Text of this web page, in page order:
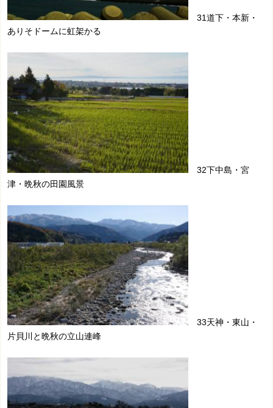
31道下・本新・
ありそドームに虹架かる
32下中島・宮
津・晩秋の田園風景
33天神・東山・
片貝川と晩秋の立山連峰